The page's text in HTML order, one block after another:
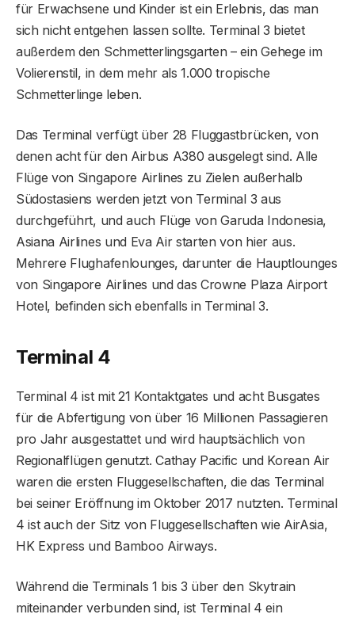
für Erwachsene und Kinder ist ein Erlebnis, das man
sich nicht entgehen lassen sollte. Terminal 3 bietet
außerdem den Schmetterlingsgarten – ein Gehege im
Volierenstil, in dem mehr als 1.000 tropische
Schmetterlinge leben.
Das Terminal verfügt über 28 Fluggastbrücken, von
denen acht für den Airbus A380 ausgelegt sind. Alle
Flüge von Singapore Airlines zu Zielen außerhalb
Südostasiens werden jetzt von Terminal 3 aus
durchgeführt, und auch Flüge von Garuda Indonesia,
Asiana Airlines und Eva Air starten von hier aus.
Mehrere Flughafenlounges, darunter die Hauptlounges
von Singapore Airlines und das Crowne Plaza Airport
Hotel, befinden sich ebenfalls in Terminal 3.
Terminal 4
Terminal 4 ist mit 21 Kontaktgates und acht Busgates
für die Abfertigung von über 16 Millionen Passagieren
pro Jahr ausgestattet und wird hauptsächlich von
Regionalflügen genutzt. Cathay Pacific und Korean Air
waren die ersten Fluggesellschaften, die das Terminal
bei seiner Eröffnung im Oktober 2017 nutzten. Terminal
4 ist auch der Sitz von Fluggesellschaften wie AirAsia,
HK Express und Bamboo Airways.
Während die Terminals 1 bis 3 über den Skytrain
miteinander verbunden sind, ist Terminal 4 ein